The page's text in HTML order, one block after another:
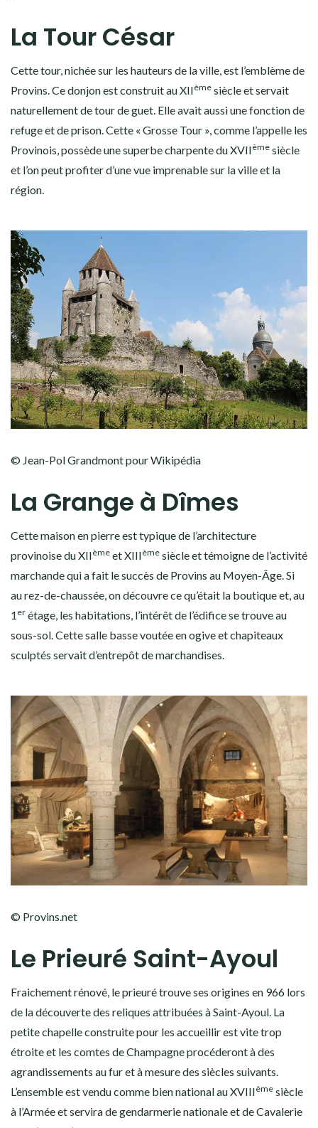
La Tour César
Cette tour, nichée sur les hauteurs de la ville, est l’emblème de
Provins. Ce donjon est construit au XIIème siècle et servait
naturellement de tour de guet. Elle avait aussi une fonction de
refuge et de prison. Cette « Grosse Tour », comme l’appelle les
Provinois, possède une superbe charpente du XVIIème siècle
et l’on peut profiter d’une vue imprenable sur la ville et la
région.
© Jean-Pol Grandmont pour Wikipédia
La Grange à Dîmes
Cette maison en pierre est typique de l’architecture
provinoise du XIIème et XIIIème siècle et témoigne de l’activité
marchande qui a fait le succès de Provins au Moyen-Âge. Si
au rez-de-chaussée, on découvre ce qu’était la boutique et, au
1 er étage, les habitations, l’intérêt de l’édifice se trouve au
sous-sol. Cette salle basse voutée en ogive et chapiteaux
sculptés servait d’entrepôt de marchandises.
© Provins.net
Le Prieuré Saint-Ayoul
Fraichement rénové, le prieuré trouve ses origines en 966 lors
de la découverte des reliques attribuées à Saint-Ayoul. La
petite chapelle construite pour les accueillir est vite trop
étroite et les comtes de Champagne procéderont à des
agrandissements au fur et à mesure des siècles suivants.
L’ensemble est vendu comme bien national au XVIIIème siècle
à l’Armée et servira de gendarmerie nationale et de Cavalerie